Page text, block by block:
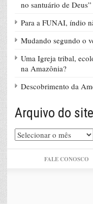
no santuário de Deus”
Para a FUNAI, índio
Mudando segundo o
Uma Igreja tribal,
na Amazônia?
Descobrimento da
Arquivo do site
Arquivo
do
FALE CONOSCO